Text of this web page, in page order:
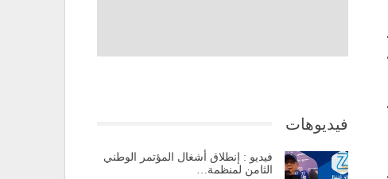
فيديوهات
فيديو : إنطلاق أشغال المؤتمر الوطني
الثامن لمنظمة…